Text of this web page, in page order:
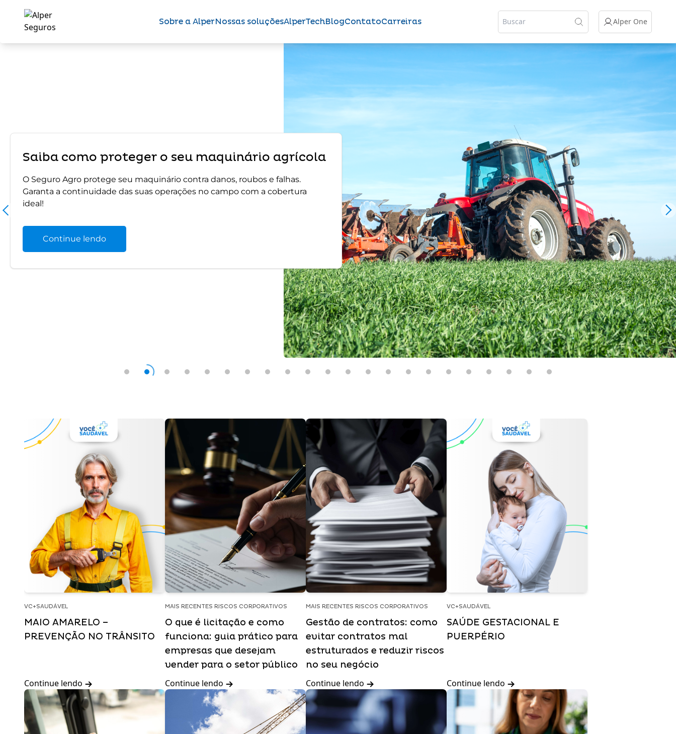
Sobre a AlperNossas soluçõesAlperTechBlogContatoCarreiras Alper One
Saiba como proteger o seu maquinário agrícola
O Seguro Agro protege seu maquinário contra danos, roubos e falhas.
Garanta a continuidade das suas operações no campo com a cobertura
ideal!
Continue lendo
VC+SAUDÁVEL
MAIO AMARELO –
PREVENÇÃO NO TRÂNSITO
Continue lendo
MAIS RECENTES RISCOS CORPORATIVOS
O que é licitação e como
funciona: guia prático para
empresas que desejam
vender para o setor público
Continue lendo
MAIS RECENTES RISCOS CORPORATIVOS
Gestão de contratos: como
evitar contratos mal
estruturados e reduzir riscos
no seu negócio
Continue lendo
VC+SAUDÁVEL
SAÚDE GESTACIONAL E
PUERPÉRIO
Continue lendo